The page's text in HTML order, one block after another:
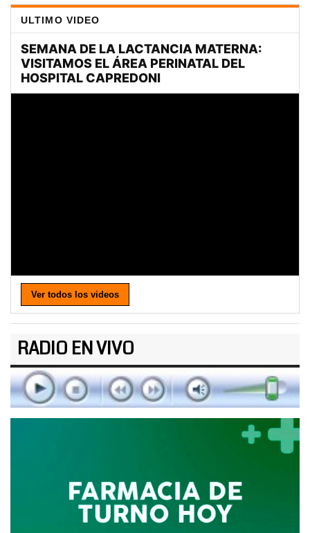
ULTIMO VIDEO
Ver todos los videos
RADIO EN VIVO